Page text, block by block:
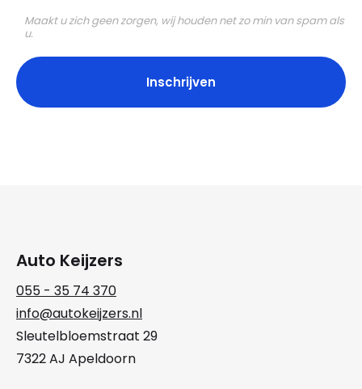
Maakt u zich geen zorgen, wij houden net zo min van spam als
u.
Auto Keijzers
055 - 35 74 370
info@autokeijzers.nl
Sleutelbloemstraat 29
7322 AJ Apeldoorn